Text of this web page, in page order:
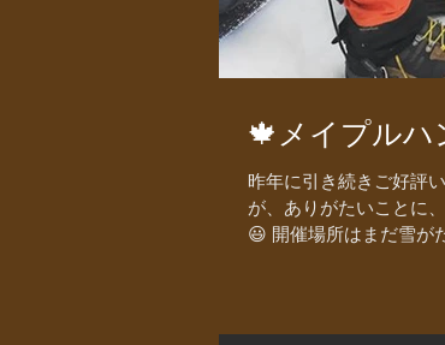
🍁メイプルハ
昨年に引き続きご好評
が、ありがたいことに
😃 開催場所はまだ雪が